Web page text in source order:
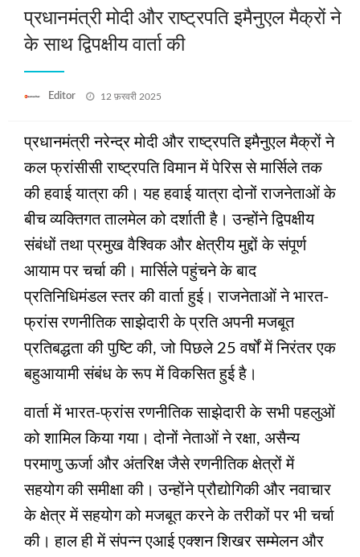
प्रधानमंत्री मोदी और राष्ट्रपति इमैनुएल मैक्रों ने
के साथ द्विपक्षीय वार्ता की
Editor
Posted
12 फ़रवरी 2025
प्रधानमंत्री नरेन्द्र मोदी और राष्ट्रपति इमैनुएल मैक्रों ने
कल फ्रांसीसी राष्ट्रपति विमान में पेरिस से मार्सिले तक
की हवाई यात्रा की। यह हवाई यात्रा दोनों राजनेताओं के
बीच व्यक्तिगत तालमेल को दर्शाती है। उन्होंने द्विपक्षीय
संबंधों तथा प्रमुख वैश्विक और क्षेत्रीय मुद्दों के संपूर्ण
आयाम पर चर्चा की। मार्सिले पहुंचने के बाद
प्रतिनिधिमंडल स्तर की वार्ता हुई। राजनेताओं ने भारत-
फ्रांस रणनीतिक साझेदारी के प्रति अपनी मजबूत
प्रतिबद्धता की पुष्टि की, जो पिछले 25 वर्षों में निरंतर एक
बहुआयामी संबंध के रूप में विकसित हुई है।
वार्ता में भारत-फ्रांस रणनीतिक साझेदारी के सभी पहलुओं
को शामिल किया गया। दोनों नेताओं ने रक्षा, असैन्य
परमाणु ऊर्जा और अंतरिक्ष जैसे रणनीतिक क्षेत्रों में
सहयोग की समीक्षा की। उन्होंने प्रौद्योगिकी और नवाचार
के क्षेत्र में सहयोग को मजबूत करने के तरीकों पर भी चर्चा
की। हाल ही में संपन्न एआई एक्शन शिखर सम्मेलन और